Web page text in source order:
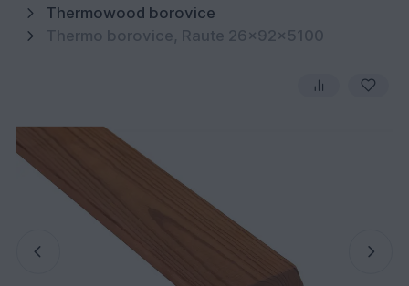
Thermowood borovice
Thermo borovice, Raute 26x92x5100